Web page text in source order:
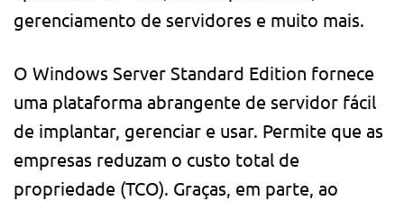
gerenciamento de servidores e muito mais.
O Windows Server Standard Edition fornece
uma plataforma abrangente de servidor fácil
de implantar, gerenciar e usar. Permite que as
empresas reduzam o custo total de
propriedade (TCO). Graças, em parte, ao